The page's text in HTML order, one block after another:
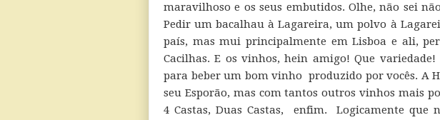
maravilhoso e os seus embutidos. Olhe, não sei
Pedir um bacalhau à Lagareira, um polvo à
país, mas mui principalmente em Lisboa e ali,
Cacilhas. E os vinhos, hein amigo! Que
para beber um bom vinho produzido por vocês. A
seu Esporão, mas com tantos outros vinhos mais
4 Castas, Duas Castas, enfim. Logicamente que